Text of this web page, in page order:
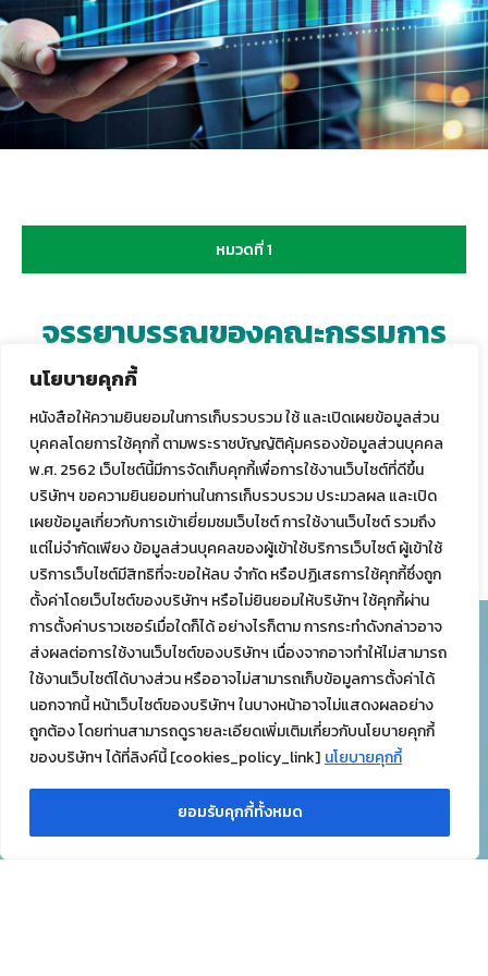
นโยบายคุกกี้
หนังสือให้ความยินยอมในการเก็บรวบรวม ใช้ และเปิดเผยข้อมูลส่วน
บุคคลโดยการใช้คุกกี้ ตามพระราชบัญญัติคุ้มครองข้อมูลส่วนบุคคล
พ.ศ. 2562 เว็บไซต์นี้มีการจัดเก็บคุกกี้เพื่อการใช้งานเว็บไซต์ที่ดีขึ้น
บริษัทฯ ขอความยินยอมท่านในการเก็บรวบรวม ประมวลผล และเปิด
เผยข้อมูลเกี่ยวกับการเข้าเยี่ยมชมเว็บไซต์ การใช้งานเว็บไซต์ รวมถึง
แต่ไม่จำกัดเพียง ข้อมูลส่วนบุคคลของผู้เข้าใช้บริการเว็บไซต์ ผู้เข้าใช้
บริการเว็บไซต์มีสิทธิที่จะขอให้ลบ จำกัด หรือปฏิเสธการใช้คุกกี้ซึ่งถูก
ตั้งค่าโดยเว็บไซต์ของบริษัทฯ หรือไม่ยินยอมให้บริษัทฯ ใช้คุกกี้ผ่าน
การตั้งค่าบราวเซอร์เมื่อใดก็ได้ อย่างไรก็ตาม การกระทำดังกล่าวอาจ
ส่งผลต่อการใช้งานเว็บไซต์ของบริษัทฯ เนื่องจากอาจทำให้ไม่สามารถ
ใช้งานเว็บไซต์ได้บางส่วน หรืออาจไม่สามารถเก็บข้อมูลการตั้งค่าได้
นอกจากนี้ หน้าเว็บไซต์ของบริษัทฯ ในบางหน้าอาจไม่แสดงผลอย่าง
ถูกต้อง โดยท่านสามารถดูรายละเอียดเพิ่มเติมเกี่ยวกับนโยบายคุกกี้
ของบริษัทฯ ได้ที่ลิงค์นี้ [cookies_policy_link] นโยบายคุกกี้
ยอมรับคุกกี้ทั้งหมด
หมวดที่ 1
หมวดที่ 2
หมวดที่ 3
จรรยาบรรณของคณะกรรมการ
ผู้บริหาร และพนักงาน
บริษัท ทรัพย์ทิพย์ จำกัด (สำนักงานใหญ่)
68 ซอยสันติภาพ ถนนทรัพย์ แขวงสี่พระยา เขตบางรัก
กรุงเทพมหานคร 10500
โทร02-233-0444-5
บริษัท ทรัพย์ทิพย์ จำกัด (โรงงาน)
49 หมู่ 6 ตำบลนิคมลำนารายณ์ อำเภอชัยบาดาล จังหวัดลพบุรี